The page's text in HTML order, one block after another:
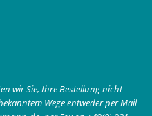
wir Sie, Ihre Bestellung nicht
Wege entweder per Mail